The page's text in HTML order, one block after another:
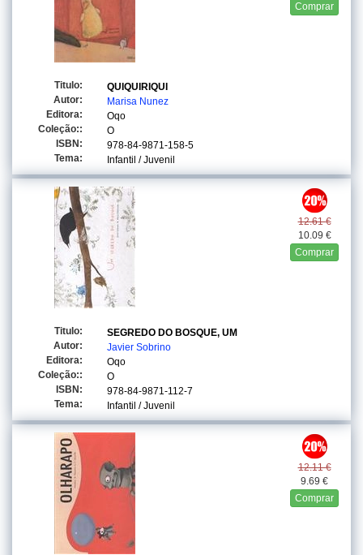
Comprar
Titulo:
QUIQUIRIQUI
Autor:
Marisa Nunez
Editora:
Oqo
Coleção::
O
ISBN:
978-84-9871-158-5
Tema:
Infantil / Juvenil
12.61 €
10.09 €
Comprar
Titulo:
SEGREDO DO BOSQUE, UM
Autor:
Javier Sobrino
Editora:
Oqo
Coleção::
O
ISBN:
978-84-9871-112-7
Tema:
Infantil / Juvenil
12.11 €
9.69 €
Comprar